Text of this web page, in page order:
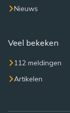
Nieuws
Veel bekeken
112 meldingen
Artikelen